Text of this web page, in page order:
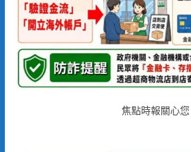
焦點時報關心您